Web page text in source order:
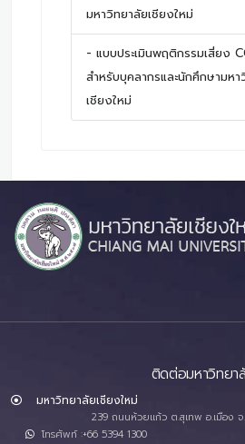
มหาวิทยาลัยเชียงใหม่
- แบบประเมินพฤติกรรมเสี่ยง
สำหรับบุคลากรและนักศึกษามหา
เชียงใหม่
ติดต่อมหาวิทยา
มหาวิทยาลัยเชียงใหม่
239 ถนนห้วยแก้ว ต.สุเทพ อ.เมือง จ
โทรศัพท์ :+66 5394 1300